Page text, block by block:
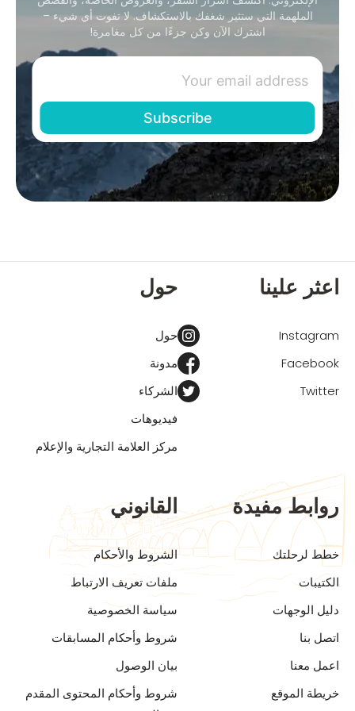
الملهمة التي ستثير شغفك بالاستكشاف. لا تفوت أي شيء –
اشترك الآن وكن جزءًا من كل مغامرة!
اعثر علينا
Instagram
Facebook
Twitter
حول
حول
مدونة
الشركاء
فيديوهات
مركز العلامة التجارية والإعلام
روابط مفيدة
خطط لرحلتك
الكتيبات
دليل الوجهات
اتصل بنا
اعمل معنا
خريطة الموقع
القانوني
الشروط والأحكام
ملفات تعريف الارتباط
سياسة الخصوصية
شروط وأحكام المسابقات
بيان الوصول
شروط وأحكام المحتوى المقدم